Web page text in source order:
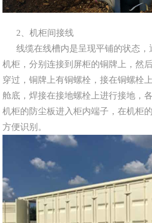
2、机柜间接线
线缆在线槽内是呈现平铺的状态，
机柜，分别连接到屏柜的铜牌上，然
穿过，铜牌上有铜螺栓，接在铜螺栓
舱底，焊接在接地螺栓上进行接地，
机柜的防尘板进入柜内端子，在机柜
方便识别。